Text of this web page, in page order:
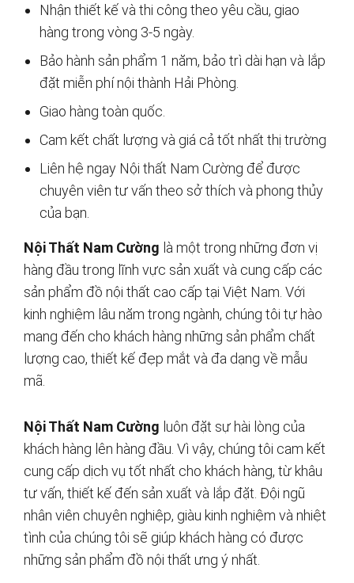
Nhận thiết kế và thi công theo yêu cầu, giao
hàng trong vòng 3-5 ngày.
Bảo hành sản phẩm 1 năm, bảo trì dài hạn và lắp
đặt miễn phí nội thành Hải Phòng.
Giao hàng toàn quốc.
Cam kết chất lượng và giá cả tốt nhất thị trường
Liên hệ ngay Nội thất Nam Cường để được
chuyên viên tư vấn theo sở thích và phong thủy
của bạn.
Nội Thất Nam Cường là một trong những đơn vị
hàng đầu trong lĩnh vực sản xuất và cung cấp các
sản phẩm đồ nội thất cao cấp tại Việt Nam. Với
kinh nghiệm lâu năm trong ngành, chúng tôi tự hào
mang đến cho khách hàng những sản phẩm chất
lượng cao, thiết kế đẹp mắt và đa dạng về mẫu
mã.
Nội Thất Nam Cường luôn đặt sự hài lòng của
khách hàng lên hàng đầu. Vì vậy, chúng tôi cam kết
cung cấp dịch vụ tốt nhất cho khách hàng, từ khâu
tư vấn, thiết kế đến sản xuất và lắp đặt. Đội ngũ
nhân viên chuyên nghiệp, giàu kinh nghiệm và nhiệt
tình của chúng tôi sẽ giúp khách hàng có được
những sản phẩm đồ nội thất ưng ý nhất.